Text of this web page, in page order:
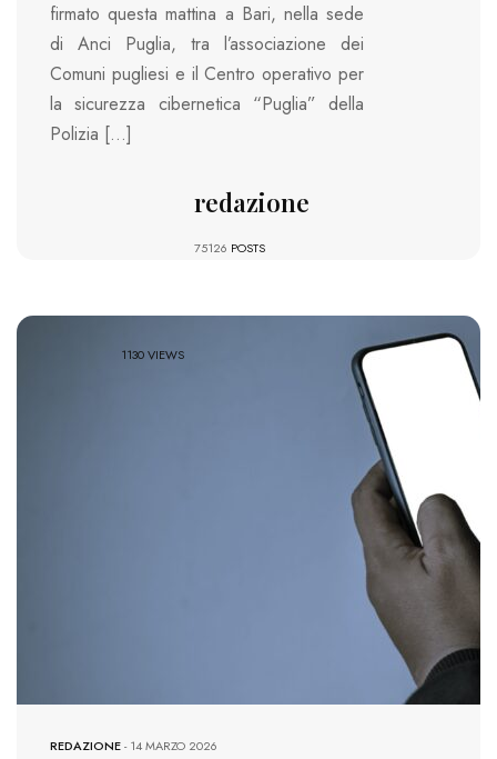
firmato questa mattina a Bari, nella sede
di Anci Puglia, tra l’associazione dei
Comuni pugliesi e il Centro operativo per
la sicurezza cibernetica “Puglia” della
Polizia […]
redazione
75126 POSTS
1130 VIEWS
REDAZIONE-14 MARZO 2026